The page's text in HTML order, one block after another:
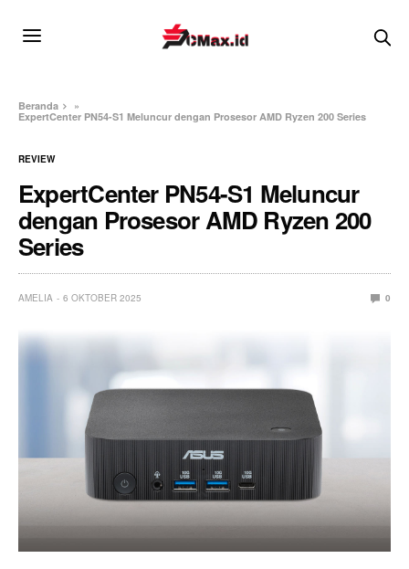
Beranda
»
ExpertCenter PN54-S1 Meluncur dengan Prosesor AMD Ryzen 200 Series
REVIEW
ExpertCenter PN54-S1 Meluncur
dengan Prosesor AMD Ryzen 200
Series
AMELIA 6 OKTOBER 2025 0